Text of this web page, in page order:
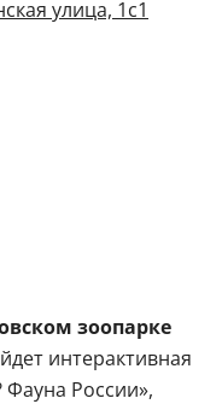
улица, 1с1
зоопарке
интерактивная
Фауна России»,